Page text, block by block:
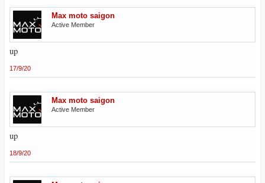
Max moto saigon
Active Member
up
17/9/20
Max moto saigon
Active Member
up
18/9/20